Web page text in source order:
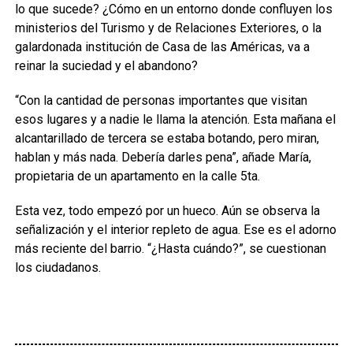
lo que sucede? ¿Cómo en un entorno donde confluyen los
ministerios del Turismo y de Relaciones Exteriores, o la
galardonada institución de Casa de las Américas, va a
reinar la suciedad y el abandono?
“Con la cantidad de personas importantes que visitan
esos lugares y a nadie le llama la atención. Esta mañana el
alcantarillado de tercera se estaba botando, pero miran,
hablan y más nada. Debería darles pena”, añade María,
propietaria de un apartamento en la calle 5ta.
Esta vez, todo empezó por un hueco. Aún se observa la
señalización y el interior repleto de agua. Ese es el adorno
más reciente del barrio. “¿Hasta cuándo?”, se cuestionan
los ciudadanos.